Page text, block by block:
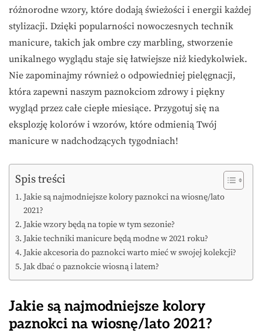
różnorodne wzory, które dodają świeżości i energii każdej
stylizacji. Dzięki popularności nowoczesnych technik
manicure, takich jak ombre czy marbling, stworzenie
unikalnego wyglądu staje się łatwiejsze niż kiedykolwiek.
Nie zapominajmy również o odpowiedniej pielęgnacji,
która zapewni naszym paznokciom zdrowy i piękny
wygląd przez całe ciepłe miesiące. Przygotuj się na
eksplozję kolorów i wzorów, które odmienią Twój
manicure w nadchodzących tygodniach!
Spis treści
Jakie są najmodniejsze kolory paznokci na wiosnę/lato
2021?
Jakie wzory będą na topie w tym sezonie?
Jakie techniki manicure będą modne w 2021 roku?
Jakie akcesoria do paznokci warto mieć w swojej kolekcji?
Jak dbać o paznokcie wiosną i latem?
Jakie są najmodniejsze kolory
paznokci na wiosnę/lato 2021?